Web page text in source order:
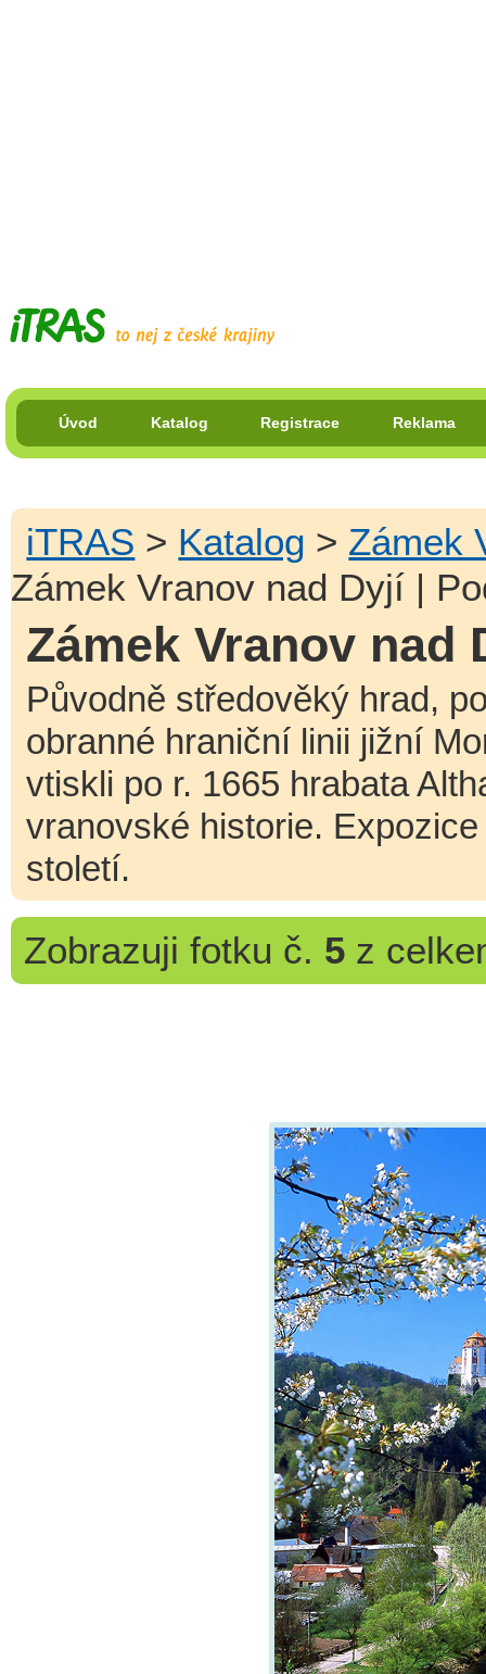
Úvod Katalog Registrace Reklama
iTRAS > Katalog > Zámek
Zámek Vranov nad Dyjí |
Zámek Vranov nad
Původně středověký hrad,
obranné hraniční linii jižní
vtiskli po r. 1665 hrabata
vranovské historie.
století.
Zobrazuji fotku č. 5z